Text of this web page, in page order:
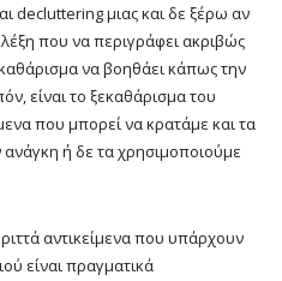
decluttering μιας και δε ξέρω αν
που να περιγράφει ακριβώς
να βοηθάει κάπως την
είναι το ξεκαθάρισμα του
που μπορεί να κρατάμε και τα
ή δε τα χρησιμοποιούμε
αντικείμενα που υπάρχουν
είναι πραγματικά